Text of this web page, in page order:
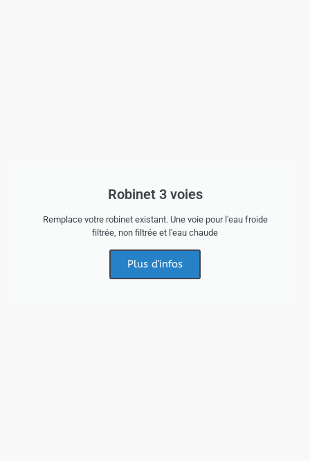
Robinet 3 voies
Remplace votre robinet existant. Une voie pour l'eau froide
filtrée, non filtrée et l'eau chaude
Plus d'infos